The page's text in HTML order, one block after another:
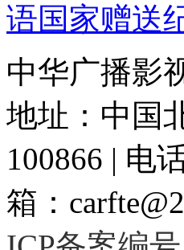
语国家赠送
中华广播影
地址：中国
100866 | 电
箱：